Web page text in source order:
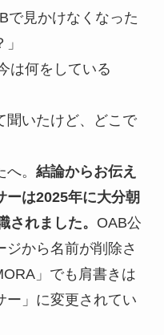
で見かけなくなった
は何をしている
聞いたけど、どこで
。 結論からお伝え
ーは2025年に大分朝
されました。 OAB公
から名前が削除さ
」でも肩書きは
ー」に変更されてい